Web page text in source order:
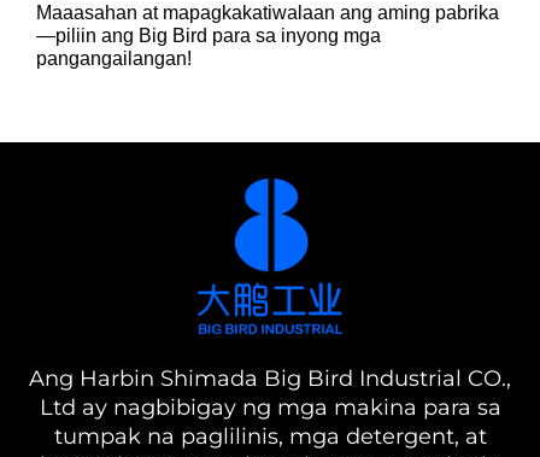
Maaasahan at mapagkakatiwalaan ang aming pabrika
—piliin ang Big Bird para sa inyong mga
pangangailangan!
Ang Harbin Shimada Big Bird Industrial CO.,
Ltd ay nagbibigay ng mga makina para sa
tumpak na paglilinis, mga detergent, at